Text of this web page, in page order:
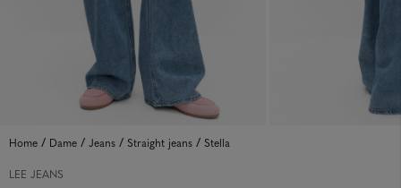
Home / Dame / Jeans / Straight jeans / Stella
LEE JEANS